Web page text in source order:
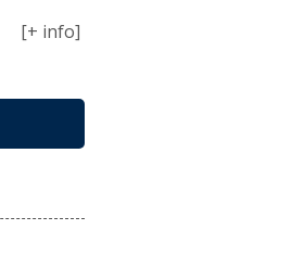
[+ info]